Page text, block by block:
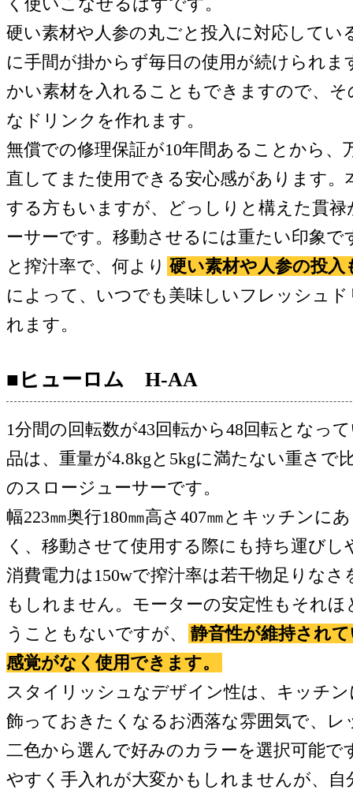
硬い素材や人参の丸ごと投入に対応してい
に手間が掛からず毎日の使用が続けられま
かい素材を入れることもできますので、そ
なドリンクを作れます。
無償での修理保証が10年間あることから、
直してまた使用できる安心感があります。
する方もいますが、どっしりと構えた貫
ーサーです。移動させるには重たい印象で
と搾汁率で、何より 硬い素材や人参の投入
によって、いつでも美味しいフレッシュ
れます。
■ヒューロム H-AA
1分間の回転数が43回転から48回転となっ
品は、重量が4.8kgと5kgに満たない重さで
のスロージューサーです。
幅223㎜奥行180㎜高さ407㎜とキッチンに
く、移動させて使用する際にも持ち運び
消費電力は150wで搾汁率は若干物足りな
もしれません。モーターの安定性もそれ
うこともないですが、
静音性が維持され
感覚がなく使用できます。
スタイリッシュなデザイン性は、キッチ
飾っておきたくなるお洒落な雰囲気で、
二色から選んで好みのカラーを選択可能で
やすく手入れが大変かもしれませんが、自